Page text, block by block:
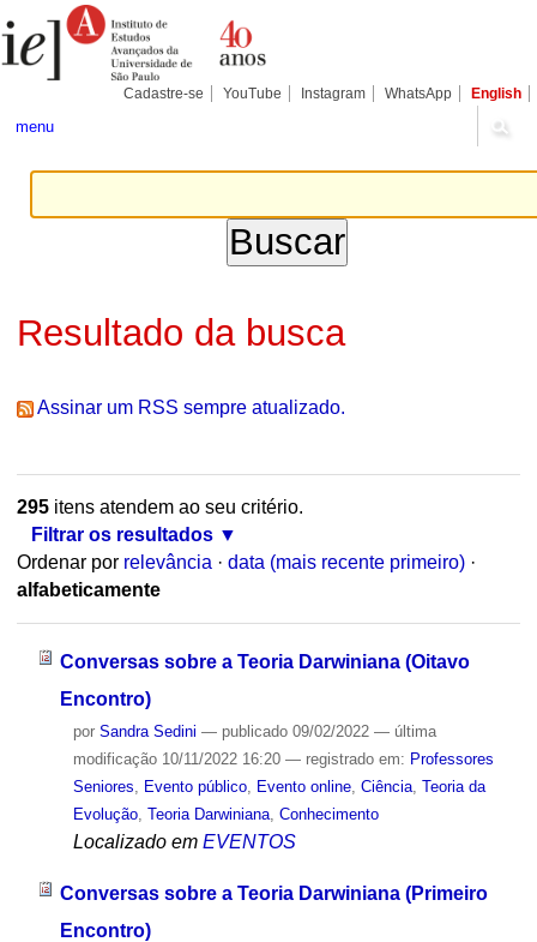
para
conteúdo.
Pessoais
Cadastre-se YouTube Instagram WhatsApp English
menu
Resultado da busca
Assinar um RSS sempre atualizado.
295itens atendem ao seu critério.
Filtrar os resultados
Ordenar por relevância · data (mais recente primeiro) ·
alfabeticamente
Conversas sobre a Teoria Darwiniana (Oitavo
Encontro)
por Sandra Sedini — publicado09/02/2022 — última
modificação10/11/2022 16:20 — registrado em: Professores
Seniores
Evento público, Evento online, Ciência, Teoria da
Evolução, Teoria Darwiniana, Conhecimento
Localizado em EVENTOS
Conversas sobre a Teoria Darwiniana (Primeiro
Encontro)